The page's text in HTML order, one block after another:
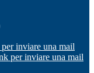
inviare una mail
per inviare una mail